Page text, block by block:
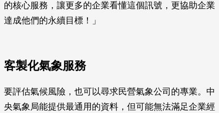
的核心服務，讓更多的企業看懂這個訊號，更協助企業
達成他們的永續目標！」
客製化氣象服務
要評估氣候風險，也可以尋求民營氣象公司的專業。中
央氣象局能提供最通用的資料，但可能無法滿足企業經